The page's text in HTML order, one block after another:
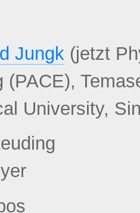
Jungk (jetzt
(PACE),
University,